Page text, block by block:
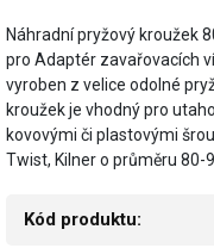
Náhradní pryžový kroužek
pro Adaptér zavařovacích
vyroben z velice odolné
kroužek je vhodný pro
kovovými či plastovými
Twist, Kilner o průměru 80-
Kód produktu: